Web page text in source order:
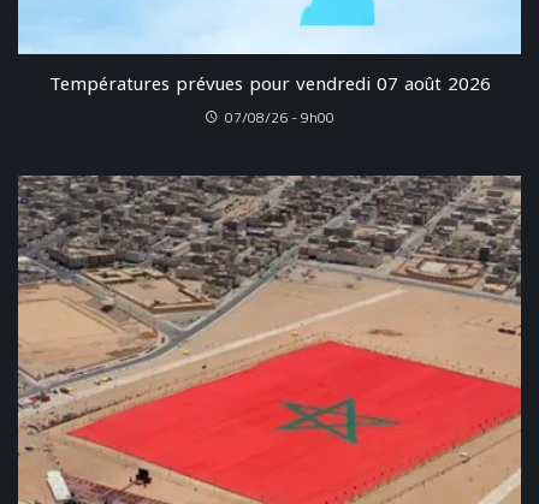
Températures prévues pour vendredi 07 août 2026
07/08/26 - 9h00